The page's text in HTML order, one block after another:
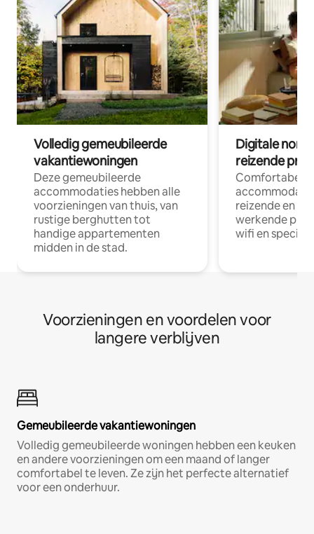
Volledig gemeubileerde
vakantiewoningen
Deze gemeubileerde
accommodaties hebben alle
voorzieningen van thuis, van
rustige berghutten tot
handige appartementen
midden in de stad.
Digitale
reizende
Comfortabele
reizende en
werkende
wifi en
Voorzieningen en voordelen voor
langere verblijven
Gemeubileerde vakantiewoningen
Volledig gemeubileerde woningen hebben een keuken
en andere voorzieningen om een maand of langer
comfortabel te leven. Ze zijn het perfecte alternatief
voor een onderhuur.